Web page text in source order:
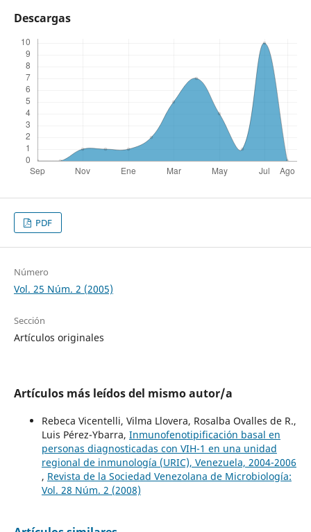
Descargas
PDF
Número
Vol. 25 Núm. 2 (2005)
Sección
Artículos originales
Artículos más leídos del mismo autor/a
Rebeca Vicentelli, Vilma Llovera, Rosalba Ovalles de R.,
Luis Pérez-Ybarra, Inmunofenotipificación basal en
personas diagnosticadas con VIH-1 en una unidad
regional de inmunología (URIC), Venezuela, 2004-2006
, Revista de la Sociedad Venezolana de Microbiología:
Vol. 28 Núm. 2 (2008)